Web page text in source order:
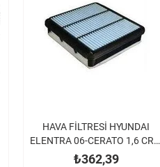
HAVA FİLTRESİ HYUNDAI
ELENTRA 06-CERATO 1,6 CRDI
05- İ30 07- CEED 06-
₺362,39